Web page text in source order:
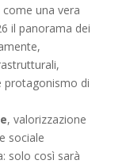
una vera
il panorama dei
protagonismo di
, valorizzazione
sociale
solo così sarà